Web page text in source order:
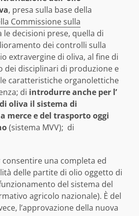
, presa sulla base della
Commissione sulla
le decisioni prese, quella di
dei controlli sulla
extravergine di oliva, al fine di
dei disciplinari di produzione e
caratteristiche organolettiche
di introdurre anche per l’
oliva il sistema di
merce e del trasporto oggi
(sistema MVV); di
una completa ed
delle partite di olio oggetto di
del sistema del
agricolo nazionale). È del
l’approvazione della nuova